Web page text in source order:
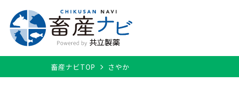
畜産ナビTOP さやか